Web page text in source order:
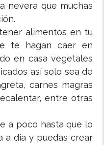
nevera que muchas
alimentos en tu
te hagan caer en
en casa vegetales
así solo sea de
carnes magras
entre otras
a poco hasta que lo
a día y puedas crear